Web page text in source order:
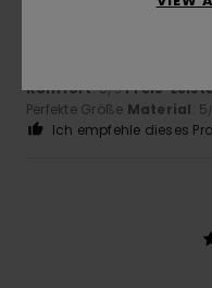
Komfort: 5/5 Preis-
Perfekte Größe Material: 5
Ich empfehle dieses